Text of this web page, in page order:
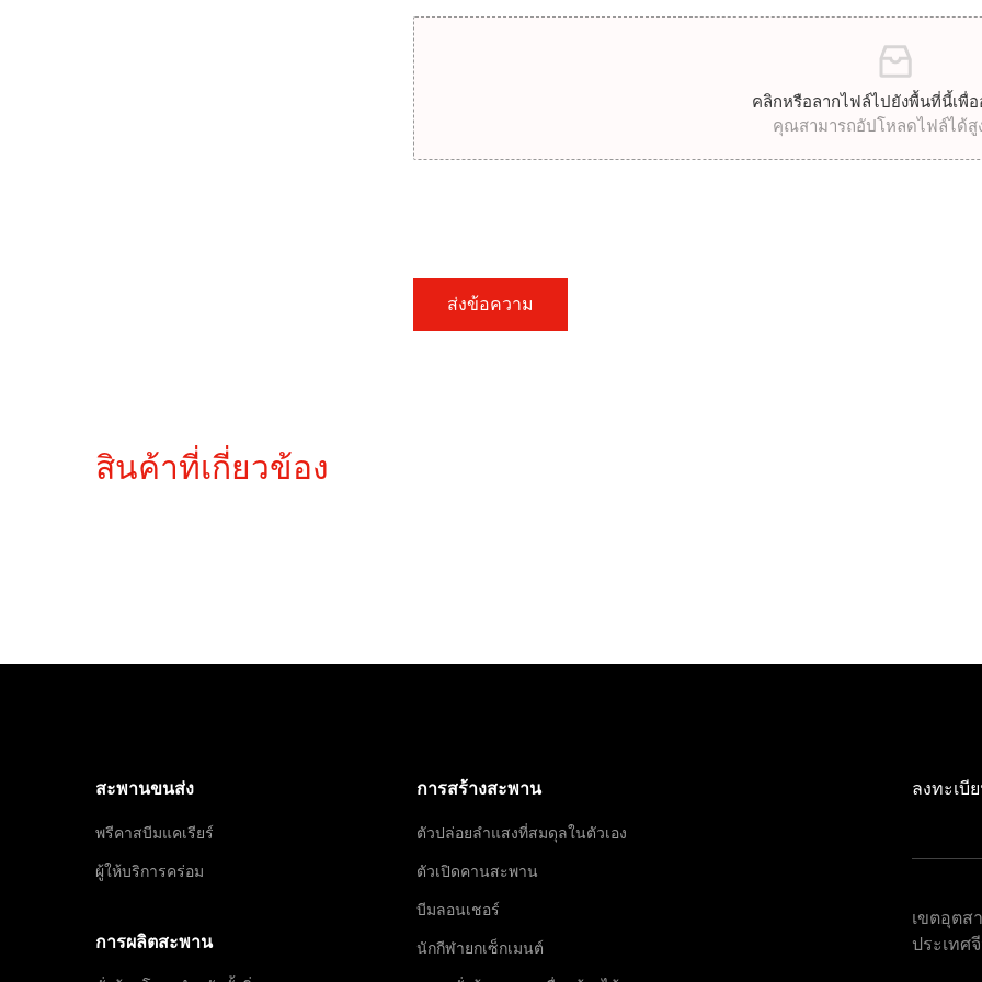
คลิกหรือลากไฟล์ไปยังพื้นที่นี้เพื่
คุณสามารถอัปโหลดไฟล์ได้สู
ส่งข้อความ
สินค้าที่เกี่ยวข้อง
สะพานขนส่ง
พรีคาสบีมแคเรียร์
ผู้ให้บริการคร่อม
การผลิตสะพาน
การสร้างสะพาน
ตัวปล่อยลำแสงที่สมดุลในตัวเอง
ตัวเปิดคานสะพาน
บีมลอนเชอร์
นักกีฬายกเซ็กเมนต์
ลงทะเบี
เขตอุตส
ประเทศ